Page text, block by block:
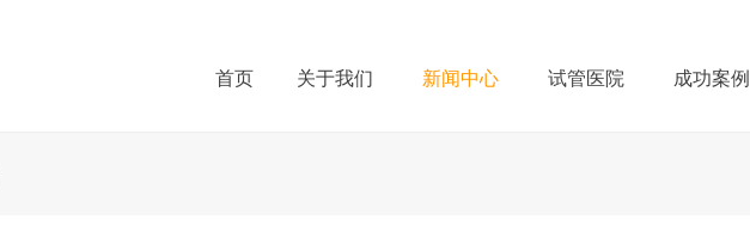
首页 关于我们 新闻中心 试管医院 成功案例